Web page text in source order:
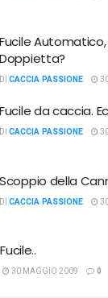
Fucile
Doppietta?
DI CACCIA PASSIONE
Fucile da caccia.
DI CACCIA PASSIONE
Scoppio della
DI CACCIA PASSIONE
30 MAGGIO 2009 0